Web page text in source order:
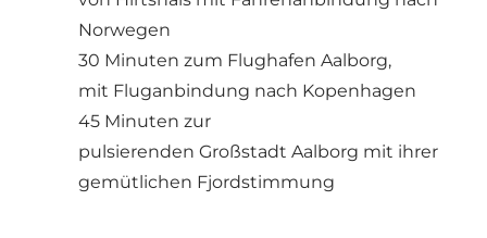
Norwegen
30 Minuten zum Flughafen Aalborg,
mit Fluganbindung nach Kopenhagen
45 Minuten zur
pulsierenden Großstadt Aalborg mit ihrer
gemütlichen Fjordstimmung